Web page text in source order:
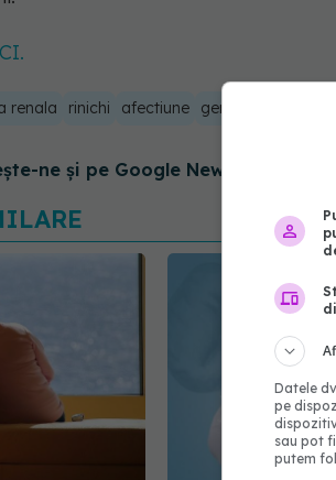
renala rinichi afectiune genetica
ne și pe Google News -
Datele
pe
sau pot
putem